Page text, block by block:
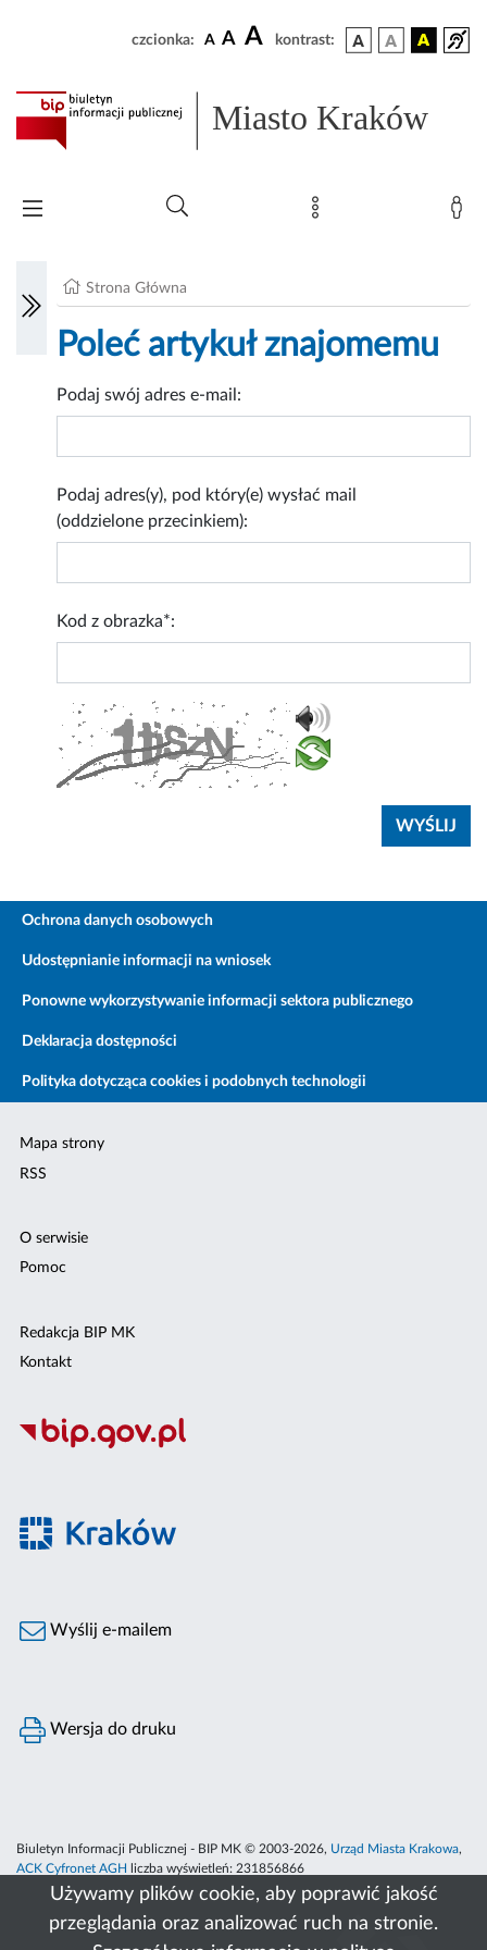
Używamy plików cookie, aby poprawić jakość
przeglądania oraz analizować ruch na stronie.
czcionka: A A A kontrast:
Miasto Kraków
Strona Główna
Poleć artykuł znajomemu
Podaj swój adres e-mail:
Podaj adres(y), pod który(e) wysłać mail
(oddzielone przecinkiem):
Kod z obrazka*:
Ochrona danych osobowych
Udostępnianie informacji na wniosek
Ponowne wykorzystywanie informacji sektora publicznego
Deklaracja dostępności
Polityka dotycząca cookies i podobnych technologii
Mapa strony
RSS
O serwisie
Pomoc
Redakcja BIP MK
Kontakt
Wyślij e-mailem
Wersja do druku
Biuletyn Informacji Publicznej - BIP MK © 2003-2026, Urząd Miasta Krakowa,
ACK Cyfronet AGH
liczba wyświetleń: 231856866